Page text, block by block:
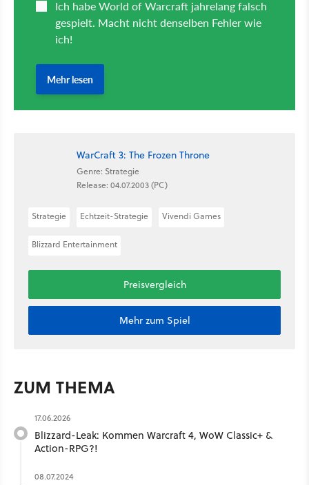
WarCraft 3: The Frozen Throne
Genre: Strategie
Release: 04.07.2003 (PC)
Strategie Echtzeit-Strategie Vivendi Games
Blizzard Entertainment
Preisvergleich
Mehr zum Spiel
ZUM THEMA
17.06.2026
Blizzard-Leak: Kommen Warcraft 4, WoW Classic+ &
Action-RPG?!
08.07.2024